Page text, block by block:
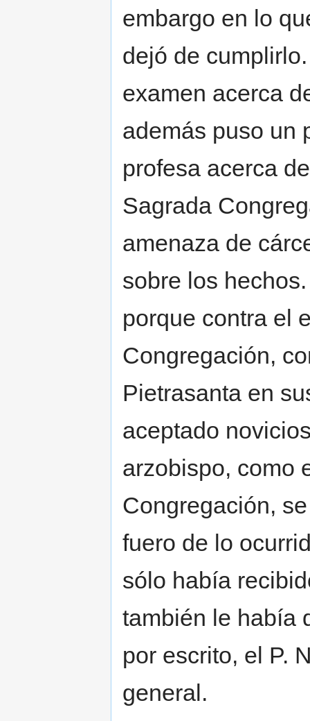
embargo en lo
dejó de
examen acerca
además puso un
profesa acerca
Sagrada
amenaza de
sobre los
porque contra el
Congregación,
Pietrasanta en
aceptado
arzobispo, como
Congregación,
fuero de lo
sólo había
también le había
por escrito, el P.
general.